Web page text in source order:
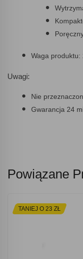
Waga produktu:
Uwagi:
Nie
Gwarancja 24
Powiązane
TANIEJ O 23 ZŁ